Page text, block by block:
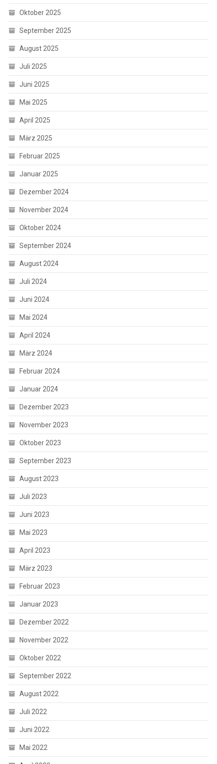
Oktober 2025
September 2025
August 2025
Juli 2025
Juni 2025
Mai 2025
April 2025
März 2025
Februar 2025
Januar 2025
Dezember 2024
November 2024
Oktober 2024
September 2024
August 2024
Juli 2024
Juni 2024
Mai 2024
April 2024
März 2024
Februar 2024
Januar 2024
Dezember 2023
November 2023
Oktober 2023
September 2023
August 2023
Juli 2023
Juni 2023
Mai 2023
April 2023
März 2023
Februar 2023
Januar 2023
Dezember 2022
November 2022
Oktober 2022
September 2022
August 2022
Juli 2022
Juni 2022
Mai 2022